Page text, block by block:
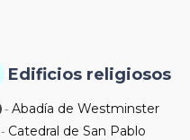
Edificios religiosos
-Abadía de Westminster
- Catedral de San Pablo